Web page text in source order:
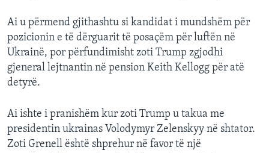
Ai u përmend gjithashtu si kandidat i mundshëm për
pozicionin e të dërguarit të posaçëm për luftën në
Ukrainë, por përfundimisht zoti Trump zgjodhi
gjeneral lejtnantin në pension Keith Kellogg për atë
detyrë.
Ai ishte i pranishëm kur zoti Trump u takua me
presidentin ukrainas Volodymyr Zelenskyy në shtator.
Zoti Grenell është shprehur në favor të një